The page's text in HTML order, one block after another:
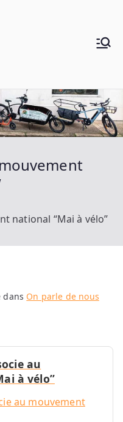
national “Mai à vélo”
dans On parle de nous
au
à vélo”